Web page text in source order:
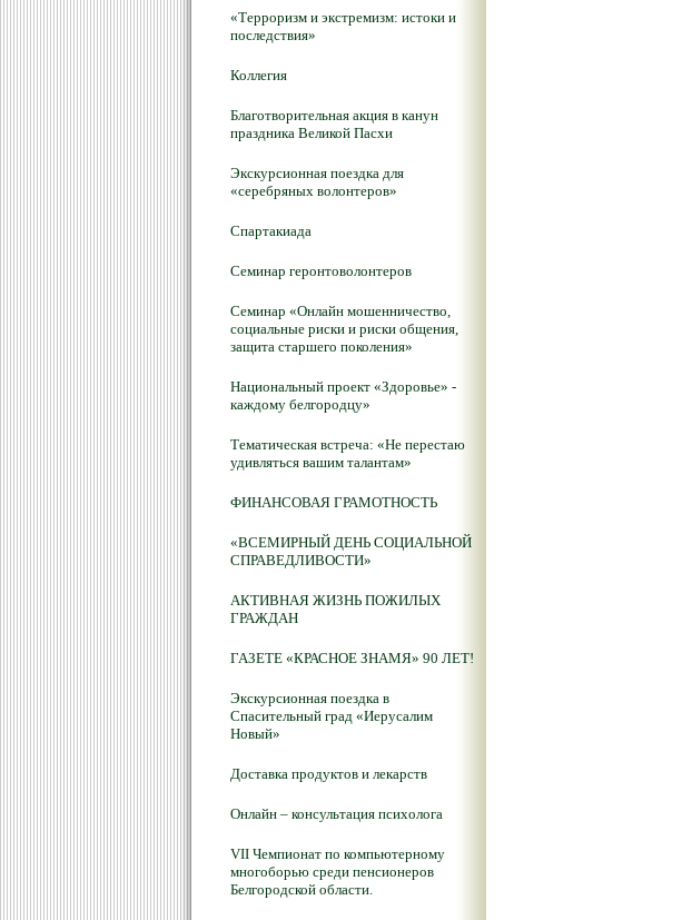
«Терроризм и экстремизм: истоки и
последствия»
Коллегия
Благотворительная акция в канун
праздника Великой Пасхи
Экскурсионная поездка для
«серебряных волонтеров»
Спартакиада
Семинар геронтоволонтеров
Семинар «Онлайн мошенничество,
социальные риски и риски общения,
защита старшего поколения»
Национальный проект «Здоровье» -
каждому белгородцу»
Тематическая встреча: «Не перестаю
удивляться вашим талантам»
ФИНАНСОВАЯ ГРАМОТНОСТЬ
«ВСЕМИРНЫЙ ДЕНЬ СОЦИАЛЬНОЙ
СПРАВЕДЛИВОСТИ»
АКТИВНАЯ ЖИЗНЬ ПОЖИЛЫХ
ГРАЖДАН
ГАЗЕТЕ «КРАСНОЕ ЗНАМЯ» 90 ЛЕТ!
Экскурсионная поездка в
Спасительный град «Иерусалим
Новый»
Доставка продуктов и лекарств
Онлайн – консультация психолога
VII Чемпионат по компьютерному
многоборью среди пенсионеров
Белгородской области.